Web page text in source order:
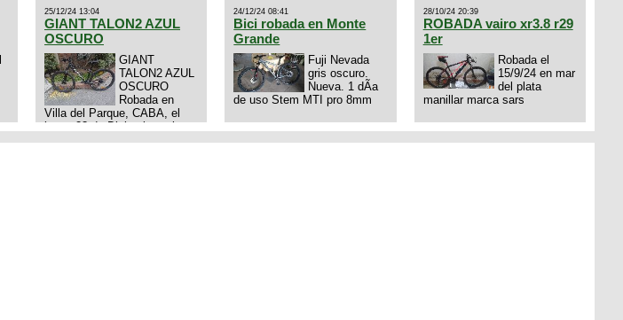
interesa 3434568861 saludos
25/12/24 13:04
GIANT TALON2 AZUL
OSCURO
GIANT
TALON2 AZUL
OSCURO
Robada en
Villa del Parque, CABA, el
lunes 23 de Diciembre a las
24/12/24 08:41
Bici robada en Monte
Grande
Fuji Nevada
gris oscuro.
Nueva. 1 dÃ­a
de uso Stem MTI pro 8mm
28/10/24 20:39
ROBADA vairo xr3.8 r29
1er
Robada el
15/9/24 en mar
del plata
manillar marca sars